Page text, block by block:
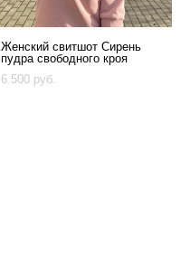
Женский свитшот Сирень
пудра свободного кроя
6 500 pуб.